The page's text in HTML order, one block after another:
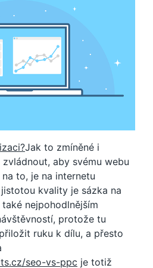
Jak to zmíněné i
aby svému webu
to, je na internetu
kvality je sázka na
nejpohodlnějším
protože tu
ruku k dílu, a přesto
seo-vs-ppc je totiž